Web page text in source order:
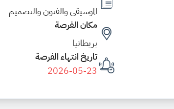
الموسيقى والفنون والتصميم
مكان الفرصة
بريطانيا
تاريخ انتهاء الفرصة
2026-05-23